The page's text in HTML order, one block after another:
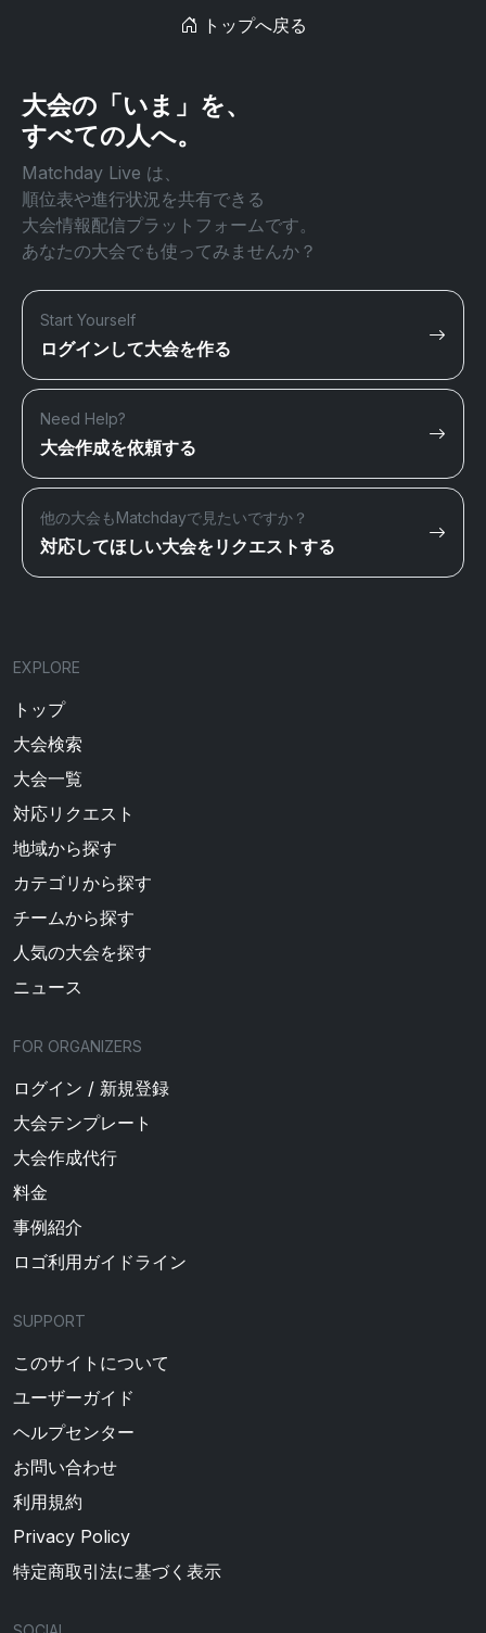
トップへ戻る
大会の「いま」を、
すべての人へ。
Matchday Live は、
順位表や進行状況を共有できる
大会情報配信プラットフォームです。
あなたの大会でも使ってみませんか？
Start Yourself
ログインして大会を作る
Need Help?
大会作成を依頼する
他の大会もMatchdayで見たいですか？
対応してほしい大会をリクエストする
EXPLORE
トップ
大会検索
大会一覧
対応リクエスト
地域から探す
カテゴリから探す
チームから探す
人気の大会を探す
ニュース
FOR ORGANIZERS
ログイン / 新規登録
大会テンプレート
大会作成代行
料金
事例紹介
ロゴ利用ガイドライン
SUPPORT
このサイトについて
ユーザーガイド
ヘルプセンター
お問い合わせ
利用規約
Privacy Policy
特定商取引法に基づく表示